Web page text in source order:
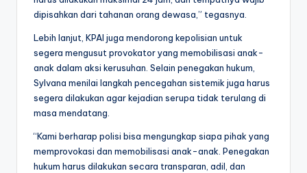
dipisahkan dari tahanan orang dewasa,” tegasnya.
Lebih lanjut, KPAI juga mendorong kepolisian untuk
segera mengusut provokator yang memobilisasi anak-
anak dalam aksi kerusuhan. Selain penegakan hukum,
Sylvana menilai langkah pencegahan sistemik juga harus
segera dilakukan agar kejadian serupa tidak terulang di
masa mendatang.
“Kami berharap polisi bisa mengungkap siapa pihak yang
memprovokasi dan memobilisasi anak-anak. Penegakan
hukum harus dilakukan secara transparan, adil, dan